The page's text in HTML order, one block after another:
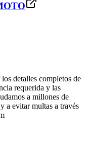
detalles completos de
requerida y las
a millones de
a evitar multas a través